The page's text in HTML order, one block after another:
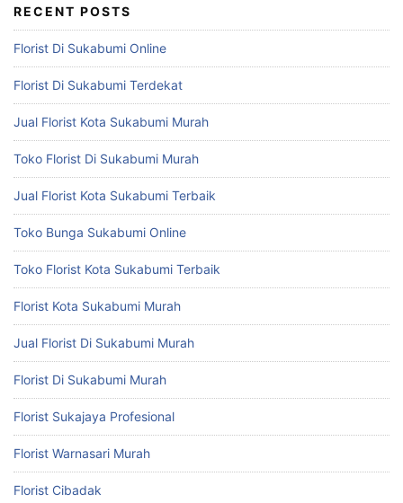
RECENT POSTS
Florist Di Sukabumi Online
Florist Di Sukabumi Terdekat
Jual Florist Kota Sukabumi Murah
Toko Florist Di Sukabumi Murah
Jual Florist Kota Sukabumi Terbaik
Toko Bunga Sukabumi Online
Toko Florist Kota Sukabumi Terbaik
Florist Kota Sukabumi Murah
Jual Florist Di Sukabumi Murah
Florist Di Sukabumi Murah
Florist Sukajaya Profesional
Florist Warnasari Murah
Florist Cibadak